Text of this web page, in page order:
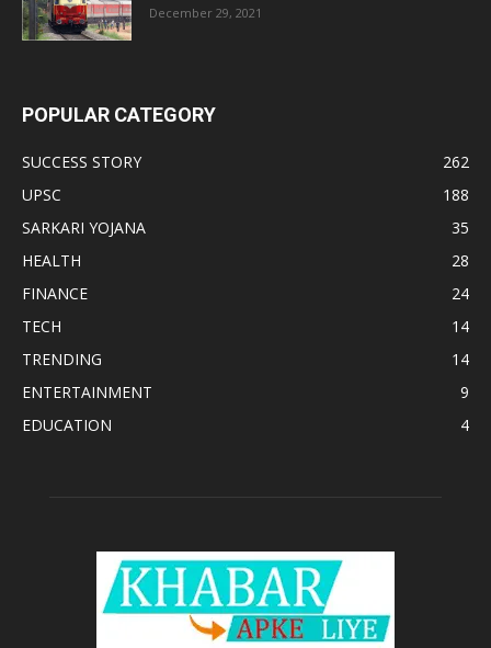
December 29, 2021
POPULAR CATEGORY
SUCCESS STORY
262
UPSC
188
SARKARI YOJANA
35
HEALTH
28
FINANCE
24
TECH
14
TRENDING
14
ENTERTAINMENT
9
EDUCATION
4